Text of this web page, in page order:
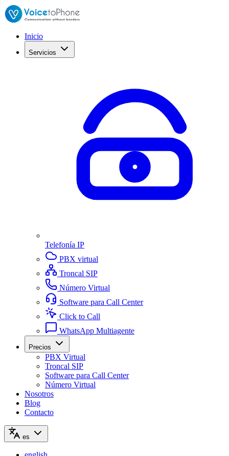
Inicio
Servicios
Telefonía IP
PBX virtual
Troncal SIP
Número Virtual
Software para Call Center
Click to Call
WhatsApp Multiagente
Precios
PBX Virtual
Troncal SIP
Software para Call Center
Número Virtual
Nosotros
Blog
Contacto
es